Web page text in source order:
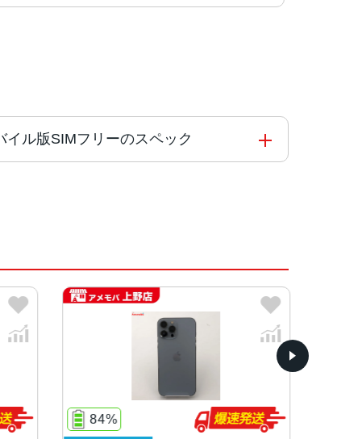
ル版SIMフリーのスペック
ラブルー、アルパイングリーン
ディスプレイ
84%